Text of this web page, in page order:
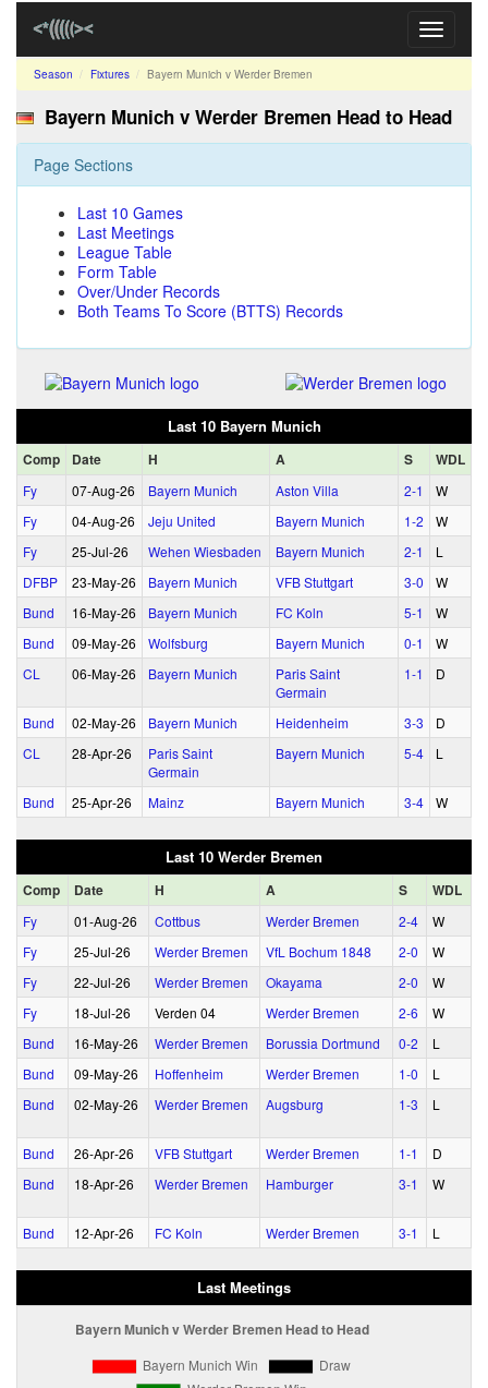
Toggle
Season Fixtures Bayern Munich v Werder Bremen
Bayern Munich v Werder Bremen Head to Head
Page Sections
Last 10 Games
Last Meetings
League Table
Form Table
Over/Under Records
Both Teams To Score (BTTS) Records
Last 10 Bayern Munich
Comp Date H A S WDL
Fy 07‑Aug‑26 Bayern Munich Aston Villa 2‑1
W
Fy
04‑Aug‑26 Jeju United Bayern Munich 1‑2
W
Fy
25‑Jul‑26 Wehen Wiesbaden Bayern Munich 2‑1
L
DFBP
23‑May‑26 Bayern Munich VFB Stuttgart 3‑0
W
Bund
16‑May‑26 Bayern Munich FC Koln 5‑1
W
Bund
09‑May‑26 Wolfsburg Bayern Munich 0‑1
W
CL
06‑May‑26 Bayern Munich
Paris Saint
Germain
1‑1 D
Bund 02‑May‑26 Bayern Munich Heidenheim 3‑3
D
CL
28‑Apr‑26
Paris Saint
Germain
Bayern Munich 5‑4 L
Bund 25‑Apr‑26 Mainz Bayern Munich 3‑4 W
Last 10 Werder Bremen
Comp Date H A S WDL
Fy 01‑Aug‑26 Cottbus Werder Bremen 2‑4
W
Fy
25‑Jul‑26 Werder Bremen VfL Bochum 1848 2‑0
W
Fy
22‑Jul‑26 Werder Bremen Okayama 2‑0
W
Fy
18‑Jul‑26 Verden 04 Werder Bremen 2‑6
W
Bund
16‑May‑26 Werder Bremen Borussia Dortmund 0‑2
L
Bund
09‑May‑26 Hoffenheim Werder Bremen 1‑0
L
Bund
02‑May‑26 Werder Bremen Augsburg 1‑3 L
Bund 26‑Apr‑26 VFB Stuttgart Werder Bremen 1‑1
D
Bund
18‑Apr‑26 Werder Bremen Hamburger 3‑1 W
Bund 12‑Apr‑26 FC Koln Werder Bremen 3‑1 L
Last Meetings